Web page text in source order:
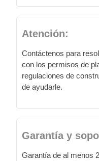
Atención:
Contáctenos para
con los permisos de
regulaciones de
de ayudarle.
Garantía y
Garantía de al menos